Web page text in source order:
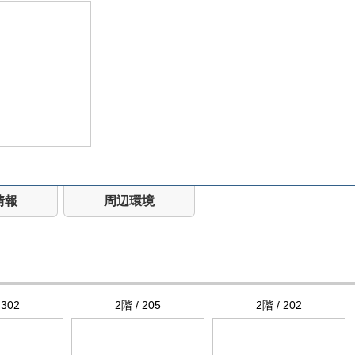
報 周辺環境
2階 / 205 2階 / 202